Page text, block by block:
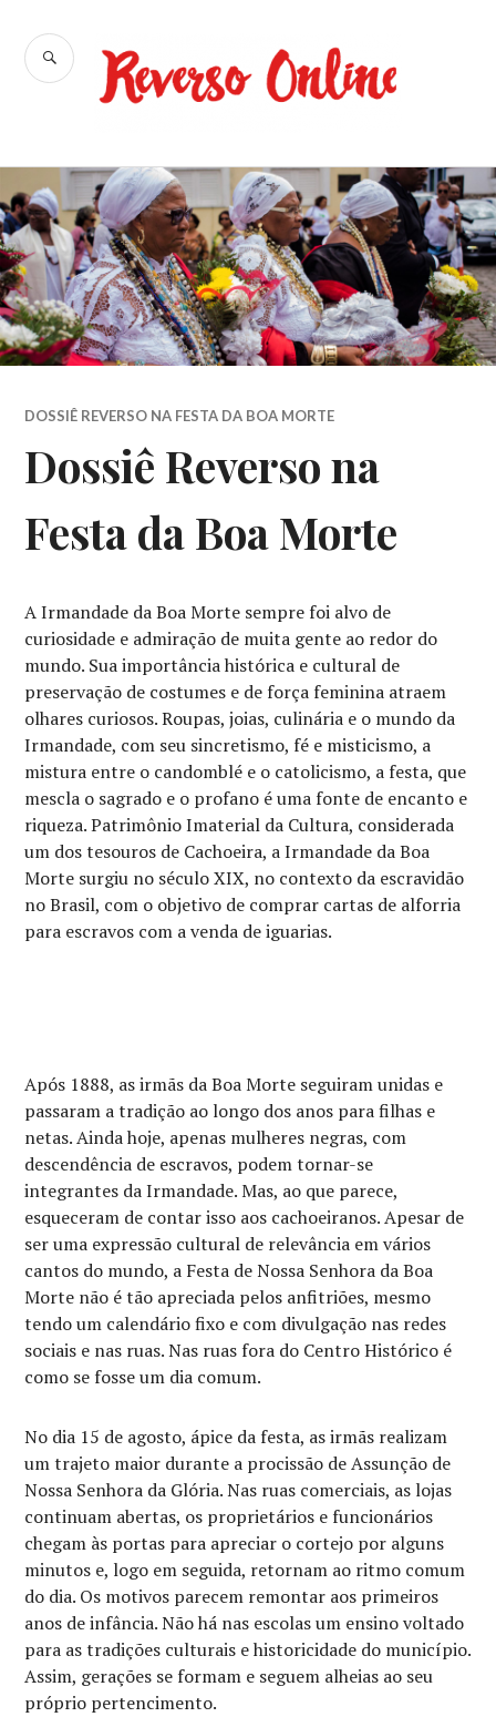
para
conteúdo
Reverso
BUSCA
DOSSIÊ REVERSO NA FESTA DA BOA MORTE
Dossiê Reverso na
Festa da Boa Morte
A Irmandade da Boa Morte sempre foi alvo de
curiosidade e admiração de muita gente ao redor do
mundo. Sua importância histórica e cultural de
preservação de costumes e de força feminina atraem
olhares curiosos. Roupas, joias, culinária e o mundo da
Irmandade, com seu sincretismo, fé e misticismo, a
mistura entre o candomblé e o catolicismo, a festa, que
mescla o sagrado e o profano é uma fonte de encanto e
riqueza. Patrimônio Imaterial da Cultura, considerada
um dos tesouros de Cachoeira, a Irmandade da Boa
Morte surgiu no século XIX, no contexto da escravidão
no Brasil, com o objetivo de comprar cartas de alforria
para escravos com a venda de iguarias.
Após 1888, as irmãs da Boa Morte seguiram unidas e
passaram a tradição ao longo dos anos para filhas e
netas. Ainda hoje, apenas mulheres negras, com
descendência de escravos, podem tornar-se
integrantes da Irmandade. Mas, ao que parece,
esqueceram de contar isso aos cachoeiranos. Apesar de
ser uma expressão cultural de relevância em vários
cantos do mundo, a Festa de Nossa Senhora da Boa
Morte não é tão apreciada pelos anfitriões, mesmo
tendo um calendário fixo e com divulgação nas redes
sociais e nas ruas. Nas ruas fora do Centro Histórico é
como se fosse um dia comum.
No dia 15 de agosto, ápice da festa, as irmãs realizam
um trajeto maior durante a procissão de Assunção de
Nossa Senhora da Glória. Nas ruas comerciais, as lojas
continuam abertas, os proprietários e funcionários
chegam às portas para apreciar o cortejo por alguns
minutos e, logo em seguida, retornam ao ritmo comum
do dia. Os motivos parecem remontar aos primeiros
anos de infância. Não há nas escolas um ensino voltado
para as tradições culturais e historicidade do município.
Assim, gerações se formam e seguem alheias ao seu
próprio pertencimento.